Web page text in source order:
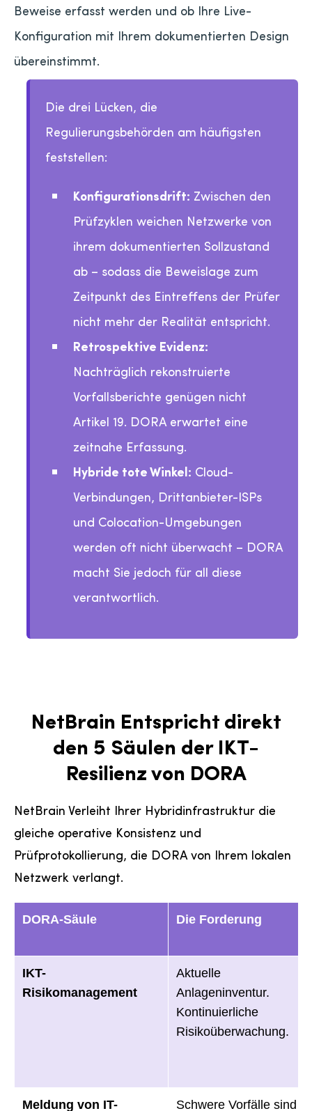
Beweise erfasst werden und ob Ihre Live-
Konfiguration mit Ihrem dokumentierten Design
übereinstimmt.
Die drei Lücken, die
Regulierungsbehörden am häufigsten
feststellen:
Konfigurationsdrift: Zwischen den
Prüfzyklen weichen Netzwerke von
ihrem dokumentierten Sollzustand
ab – sodass die Beweislage zum
Zeitpunkt des Eintreffens der Prüfer
nicht mehr der Realität entspricht.
Retrospektive Evidenz:
Nachträglich rekonstruierte
Vorfallsberichte genügen nicht
Artikel 19. DORA erwartet eine
zeitnahe Erfassung.
Hybride tote Winkel: Cloud-
Verbindungen, Drittanbieter-ISPs
und Colocation-Umgebungen
werden oft nicht überwacht – DORA
macht Sie jedoch für all diese
verantwortlich.
NetBrain Entspricht direkt
den 5 Säulen der IKT-
Resilienz von DORA
NetBrain Verleiht Ihrer Hybridinfrastruktur die
gleiche operative Konsistenz und
Prüfprotokollierung, die DORA von Ihrem lokalen
Netzwerk verlangt.
DORA-Säule Die Forderung
IKT-
Risikomanagement
Aktuelle
Anlageninventur.
Kontinuierliche
Risikoüberwachung.
Meldung von IT- Schwere Vorfälle sind